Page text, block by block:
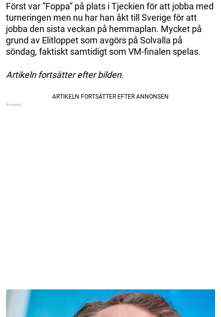
Först var ”Foppa” på plats i Tjeckien för att jobba med
turneringen men nu har han åkt till Sverige för att
jobba den sista veckan på hemmaplan. Mycket på
grund av Elitloppet som avgörs på Solvalla på
söndag, faktiskt samtidigt som VM-finalen spelas.
Artikeln fortsätter efter bilden.